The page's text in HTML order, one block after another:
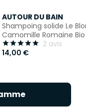
AUTOUR DU BAIN
Shampoing solide Le
Camomille Romaine
 2 avis
14,00 €